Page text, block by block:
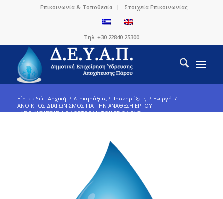
Επικοινωνία & Τοποθεσία Στοιχεία Επικοινωνίας
Τηλ. +30 22840 25300
Είστε εδώ: Αρχική / Διακηρύξεις / Προκηρύξεις / Ενεργή /
ΑΝΟΙΚΤΟΣ ΔΙΑΓΩΝΙΣΜΟΣ ΓΙΑ ΤΗΝ ΑΝΑΘΕΣΗ ΕΡΓΟΥ
«ΑΠΟΚΑΤΑΣΤΑΣΗ ΟΔΟΣΤΡΩΜΑΤΩΝ ΣΕ ΟΔΟΥΣ ...